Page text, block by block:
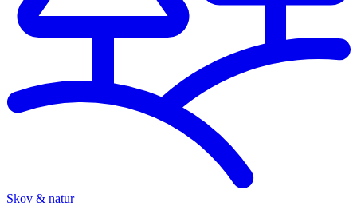
Skov & natur